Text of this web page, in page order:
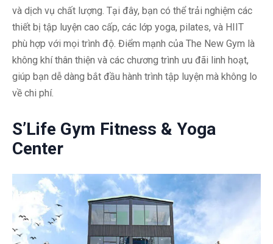
và dịch vụ chất lượng. Tại đây, bạn có thể trải nghiệm các
thiết bị tập luyện cao cấp, các lớp yoga, pilates, và HIIT
phù hợp với mọi trình độ. Điểm mạnh của The New Gym là
không khí thân thiện và các chương trình ưu đãi linh hoạt,
giúp bạn dễ dàng bắt đầu hành trình tập luyện mà không lo
về chi phí.
S’Life Gym Fitness & Yoga
Center